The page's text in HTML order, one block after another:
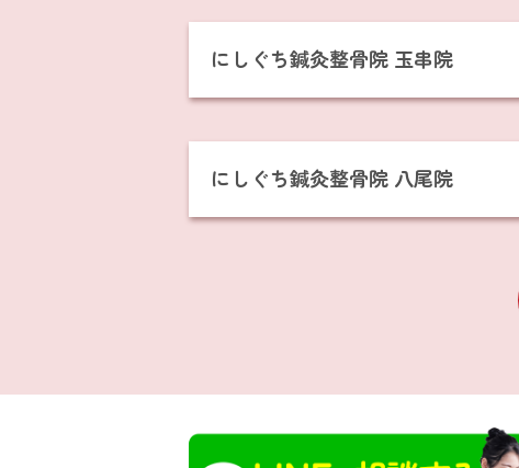
にしぐち鍼灸整骨院 玉串院
にしぐち鍼灸整骨院 八尾院